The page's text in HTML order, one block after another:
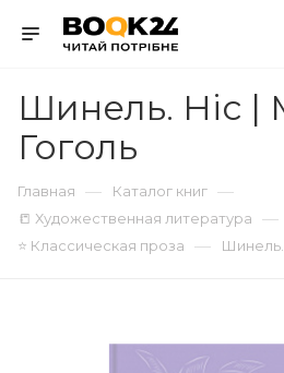
Шинель. Ніс |
Гоголь
Главная — Каталог книг —
📒 Художественная литература —
⭐ Классическая проза — Шинель.